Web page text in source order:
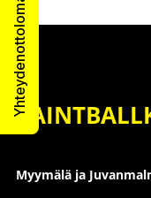
Yhteydenottolomake
Myymälä ja